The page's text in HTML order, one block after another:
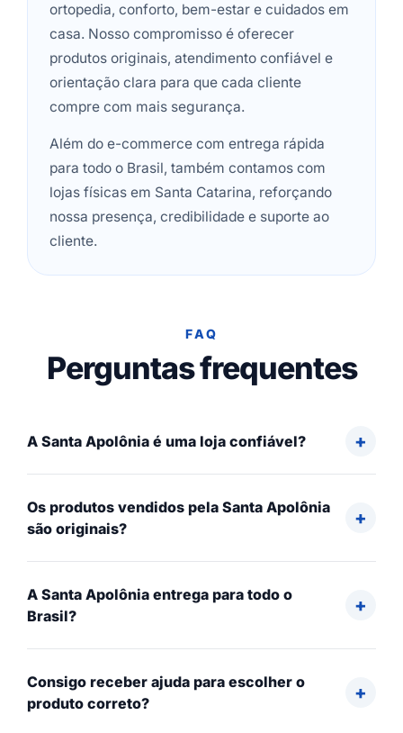
ortopedia, conforto, bem-estar e cuidados em
casa. Nosso compromisso é oferecer
produtos originais, atendimento confiável e
orientação clara para que cada cliente
compre com mais segurança.
Além do e-commerce com entrega rápida
para todo o Brasil, também contamos com
lojas físicas em Santa Catarina, reforçando
nossa presença, credibilidade e suporte ao
cliente.
FAQ
Perguntas frequentes
A Santa Apolônia é uma loja confiável?
Os produtos vendidos pela Santa Apolônia
são originais?
A Santa Apolônia entrega para todo o
Brasil?
Consigo receber ajuda para escolher o
produto correto?